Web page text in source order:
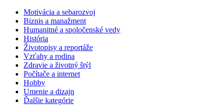
Motivácia a sebarozvoj
Biznis a manažment
Humanitné a spoločenské vedy
História
Životopisy a reportáže
Vzťahy a rodina
Zdravie a životný štýl
Počítače a internet
Hobby
Umenie a dizajn
Ďalšie kategórie